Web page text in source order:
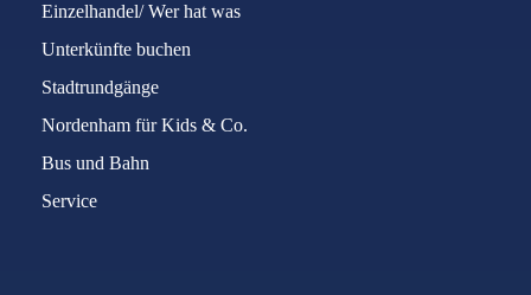
Einzelhandel/ Wer hat was
Unterkünfte buchen
Stadtrundgänge
Nordenham für Kids & Co.
Bus und Bahn
Service